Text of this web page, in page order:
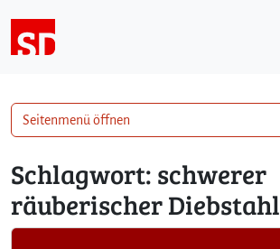
Schlagwort: schwerer
räuberischer Diebstahl
Seitenmenü öffnen